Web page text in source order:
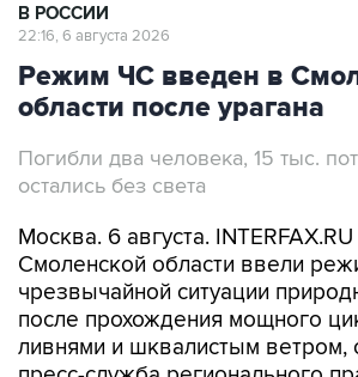
В РОССИИ
22:16, 6 августа 2026
Режим ЧС введен в
области после урагана
Погибли два человека, 15 тыс.
остались без света
Москва. 6 августа.
Смоленской области ввели
чрезвычайной ситуации
после прохождения мощного
ливнями и шквалистым ветром,